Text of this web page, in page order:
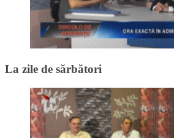
La zile de sărbători